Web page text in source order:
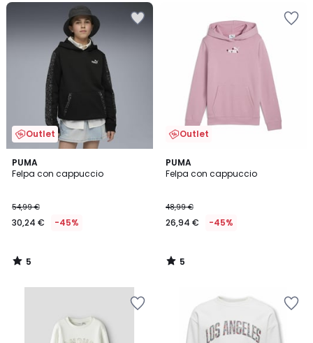
Outlet
PUMA
Felpa con cappuccio
54,99 €
30,24 € -45%
5
/
5
/
Outlet
PUMA
Felpa con cappuccio
48,99 €
26,94 € -45%
5
/
5
/